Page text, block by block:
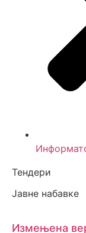
Тендери
Јавне набавке
Измењенa